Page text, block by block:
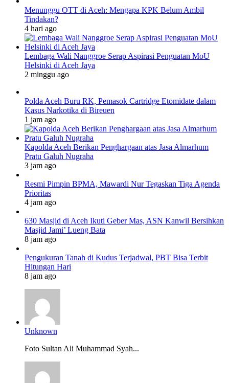
Menunggu OTT di Aceh: Mengapa KPK Belum Ambil
Tindakan?
4 hari ago
Lembaga Wali Nanggroe Serap Aspirasi Penguatan MoU
Helsinki di Aceh Jaya
2 minggu ago
Polda Aceh Buru RK, Pemasok Cartridge Etomidate dalam
Kasus Narkotika di Bireuen
1 jam ago
Kapolda Aceh Berikan Penghargaan atas Jasa Almarhum
Pratu Galuh Nugraha
3 jam ago
Resmi Pimpin BPMA, Mawardi Nur Tegaskan Tiga Agenda
Prioritas
4 jam ago
630 Masjid di Aceh Ikuti Geber Mas, ASN Kanwil Bersihkan
Masjid Jami’ Lueng Bata
8 jam ago
Pengukuran Tanah di Kudus Terjadwal, PBT Bisa Terbit
Hitungan Hari
8 jam ago
Unknown
Foto Sultan Ali Muhammad Syah...